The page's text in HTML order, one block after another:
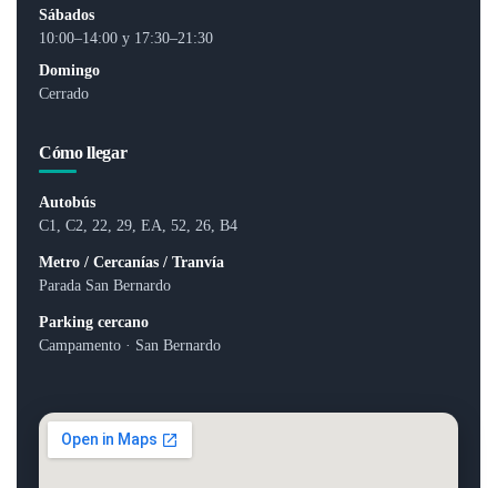
Sábados
10:00–14:00 y 17:30–21:30
Domingo
Cerrado
Cómo llegar
Autobús
C1, C2, 22, 29, EA, 52, 26, B4
Metro / Cercanías / Tranvía
Parada San Bernardo
Parking cercano
Campamento · San Bernardo